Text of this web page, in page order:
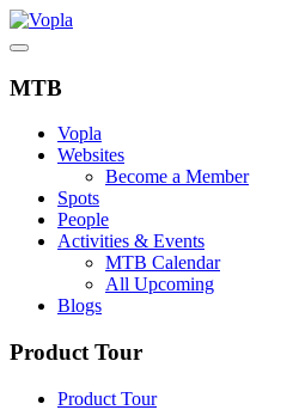
MTB
Vopla
Websites
Become a Member
Spots
People
Activities & Events
MTB Calendar
All Upcoming
Blogs
Product Tour
Product Tour